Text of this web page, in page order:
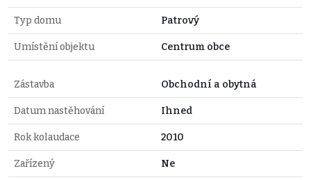
Typ domu Patrový
Umístění objektu Centrum obce
Zástavba Obchodní a obytná
Datum nastěhování Ihned
Rok kolaudace 2010
Zařízený Ne